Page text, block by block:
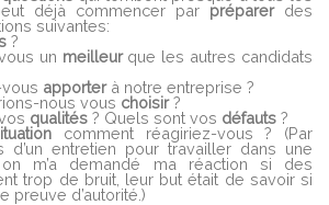
déjà commencer par préparerdes
suivantes:
?
un meilleurque les autres candidats
apporterà notre entreprise ?
nous vous choisir?
qualités ? Quels sont vos défauts ?
comment réagiriez-vous ? (Par
d’un entretien pour travailler dans une
on m’a demandé ma réaction si des
trop de bruit, leur but était de savoir si
preuve d’autorité.)